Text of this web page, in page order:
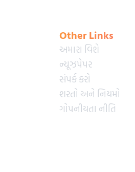
Other Links
અમારા વિશે
ન્યૂઝપેપર
સંપર્ક કરો
શરતો અને નિયમો
ગોપનીયતા નીતિ